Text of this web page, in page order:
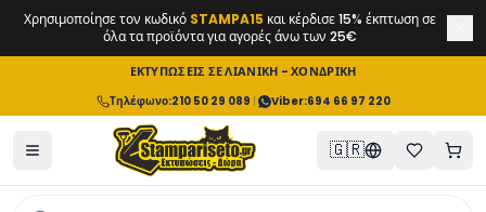
Χρησιμοποίησε τον κωδικό STAMPA15 και κέρδισε 15% έκπτωση σε
όλα τα προϊόντα για αγορές άνω των 25€
ΕΚΤΥΠΩΣΕΙΣ ΣΕ ΛΙΑΝΙΚΗ - ΧΟΝΔΡΙΚΗ
Τηλέφωνο:210 50 29 089 | Viber:694 66 97 220
🇬🇷